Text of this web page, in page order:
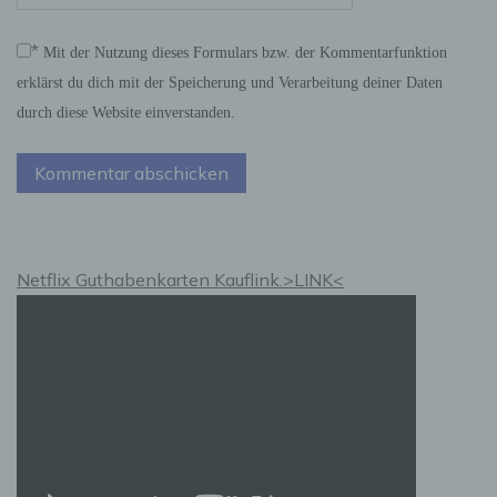
* Mit der Nutzung dieses Formulars bzw. der Kommentarfunktion
erklärst du dich mit der Speicherung und Verarbeitung deiner Daten
durch diese Website einverstanden.
Netflix Guthabenkarten Kauflink.>LINK<
personenbezogenen Daten einverstanden ist.
Verantwortlichen
mit datenschutzrechtlichem Charakter ist die: